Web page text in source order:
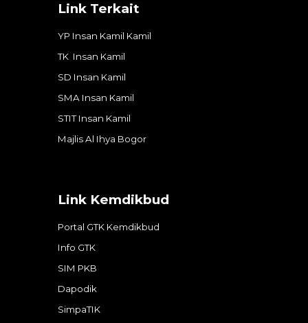
Link Terkait
YP Insan Kamil Kamil
TK Insan Kamil
SD Insan Kamil
SMA Insan Kamil
STIT Insan Kamil
Majlis Al Ihya Bogor
Link Kemdikbud
Portal GTK Kemdikbud
Info GTK
SIM PKB
Dapodik
SimpaTIK